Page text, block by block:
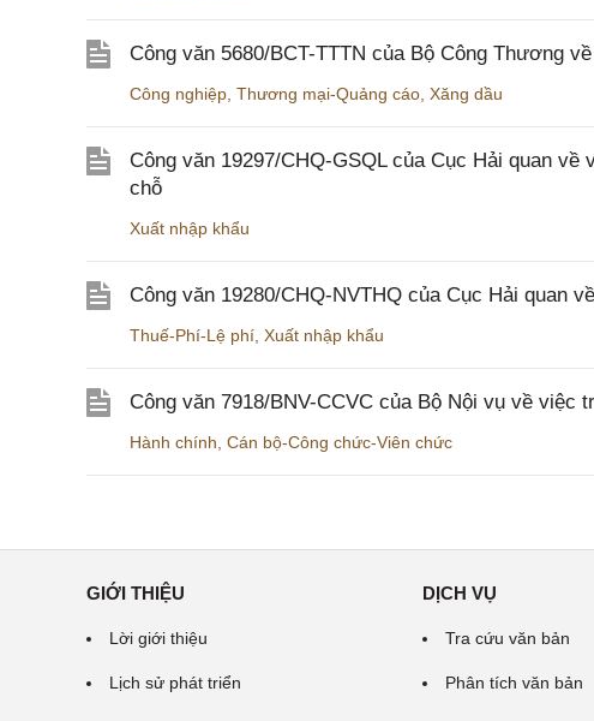
Công văn 5680/BCT-TTTN của Bộ Công Thương
Công nghiệp Thương mại-Quảng cáo Xăng dầu
Công văn 19297/CHQ-GSQL của Cục Hải quan
chỗ
Xuất nhập khẩu
Công văn 19280/CHQ-NVTHQ của Cục Hải quan
Thuế-Phí-Lệ phí Xuất nhập khẩu
Công văn 7918/BNV-CCVC của Bộ Nội vụ về việc
Hành chính Cán bộ-Công chức-Viên chức
GIỚI THIỆU
Lời giới thiệu
Lịch sử phát triển
DỊCH VỤ
Tra cứu văn bản
Phân tích văn bản